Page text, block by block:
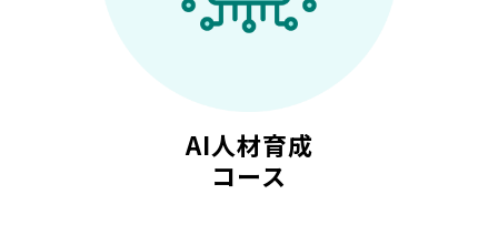
AI人材育成
コース